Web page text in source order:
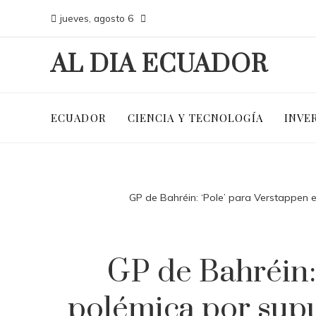
jueves, agosto 6
AL DIA ECUADOR
ECUADOR CIENCIA Y TECNOLOGÍA
GP de Bahréin: ‘Pole’ para
GP de